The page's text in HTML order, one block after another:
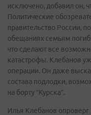
исключено, добавил он,
Политические
правительство России,
обещаниях семьям
что сделают все
катастрофы. Клебанов
операции. Он даже
состава подлодки,
на борту “Курска”.
Илья Клебанов